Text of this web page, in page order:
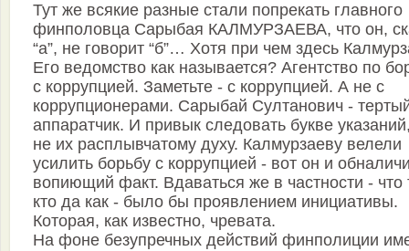
Тут же всякие разные стали попрекать главного
финполовца Сарыбая КАЛМУРЗАЕВА, что он,
“а”, не говорит “б”… Хотя при чем здесь
Его ведомство как называется? Агентство по
с коррупцией. Заметьте - с коррупцией. А не с
коррупционерами. Сарыбай Султанович -
аппаратчик. И привык следовать букве
не их расплывчатому духу. Калмурзаеву велели
усилить борьбу с коррупцией - вот он и
вопиющий факт. Вдаваться же в частности - что
кто да как - было бы проявлением инициативы.
Которая, как известно, чревата.
На фоне безупречных действий финполиции